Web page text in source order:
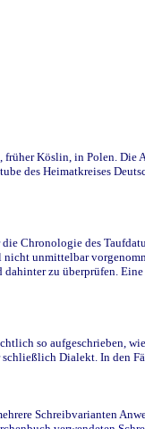
Köslin, in Polen.
des Heimatkreises
Chronologie des
unmittelbar
zu überprüfen.
so aufgeschrieben,
Dialekt. In den
Schreibvarianten